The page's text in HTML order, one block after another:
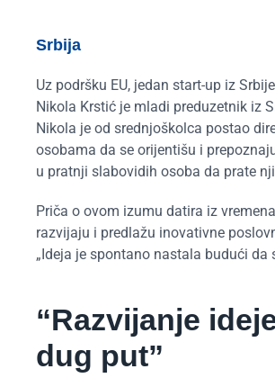
Srbija
Uz podršku EU, jedan start-up iz
Nikola Krstić je mladi preduzetnik iz
Nikola je od srednjoškolca postao
osobama da se orijentišu i
u pratnji slabovidih osoba da prate
Priča o ovom izumu datira iz
razvijaju i predlažu inovativne
„Ideja je spontano nastala budući
“Razvijanje
dug put”